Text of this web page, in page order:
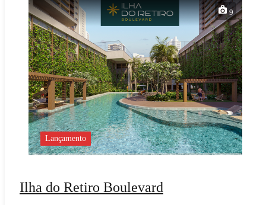
9
Lançamento
Ilha do Retiro Boulevard